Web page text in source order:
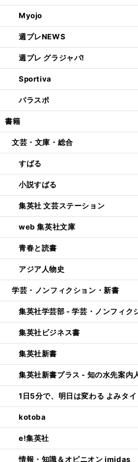
Myojo
週プレNEWS
週プレ グラジャパ!
Sportiva
パラスポ
書籍
文芸・文庫・総合
すばる
小説すばる
集英社 文芸ステーション
web 集英社文庫
青春と読書
アジア人物史
学芸・ノンフィクション・新書
集英社学芸部 - 学芸・ノンフィク
集英社ビジネス書
集英社新書
集英社新書プラス - 知の水先案内
1日5分で、明日は変わる よみタ
kotoba
e!集英社
情報・知識＆オピニオン imidas